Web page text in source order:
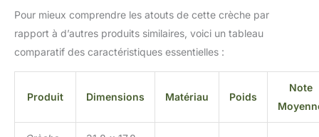
Pour mieux comprendre les atouts de cette crèche par
rapport à d’autres produits similaires, voici un tableau
comparatif des caractéristiques essentielles :
Produit Dimensions Matériau Poids
Note